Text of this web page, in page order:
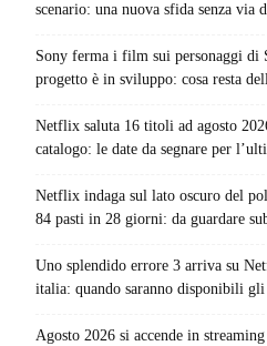
scenario: una nuova sfida senza via
Sony ferma i film sui personaggi di
progetto è in sviluppo: cosa resta
Netflix saluta 16 titoli ad agosto
catalogo: le date da segnare per
Netflix indaga sul lato oscuro del
84 pasti in 28 giorni: da guardare
Uno splendido errore 3 arriva su
italia: quando saranno disponibili
Agosto 2026 si accende in